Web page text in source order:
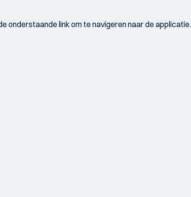
onderstaande link om te navigeren naar de applicatie.